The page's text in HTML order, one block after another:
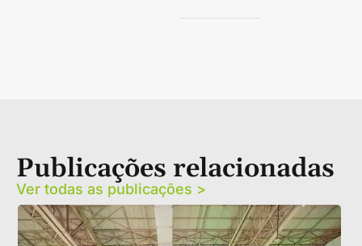
Publicações relacionadas
Ver todas as publicações >